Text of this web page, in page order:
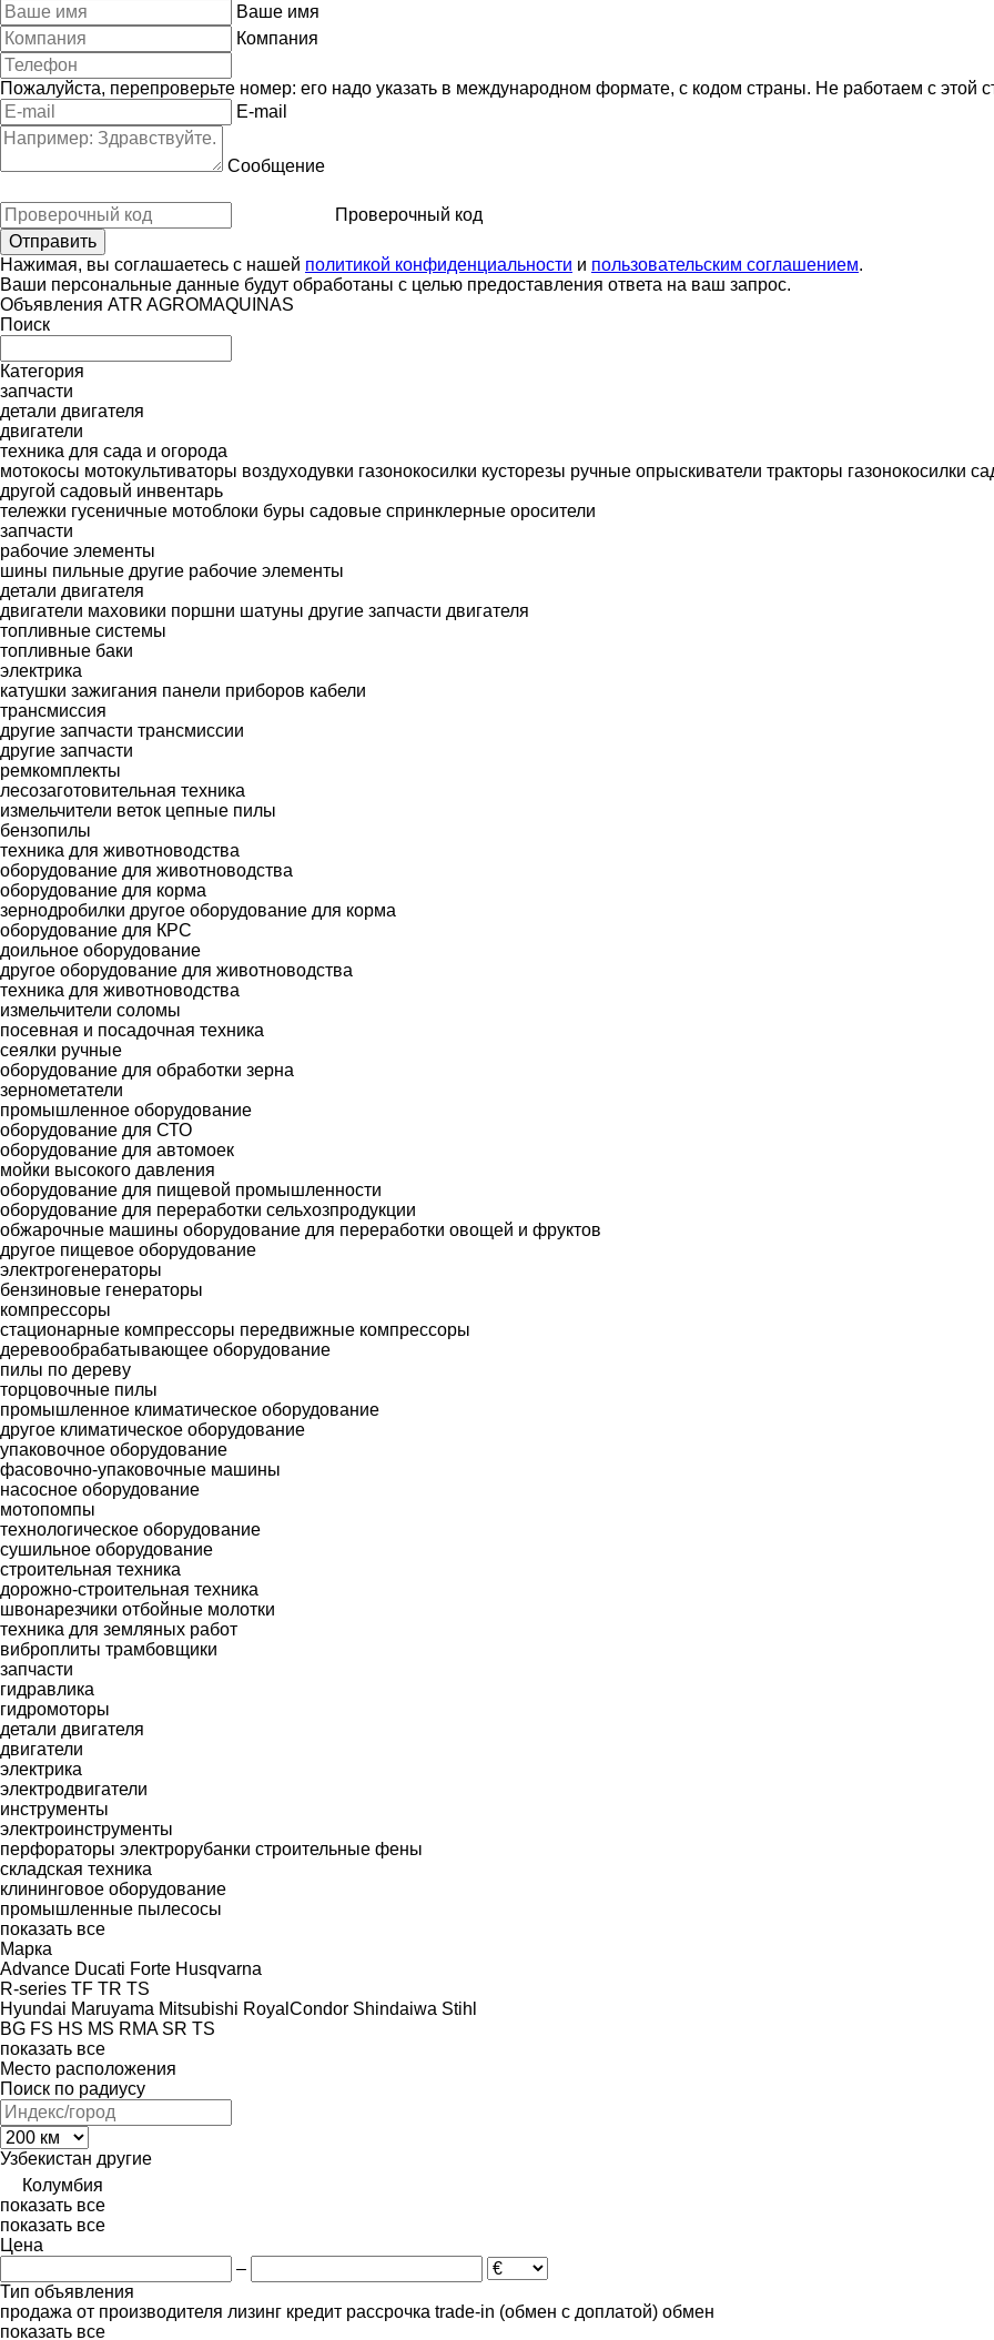
Ваше имя
Компания
Пожалуйста, перепроверьте номер: его надо указать в международном формате, с кодом страны. Не работаем с этой
E-mail
Сообщение
Проверочный код
Нажимая, вы соглашаетесь с нашей политикой конфиденциальности и пользовательским соглашением.
Ваши персональные данные будут обработаны с целью предоставления ответа на ваш запрос.
Объявления ATR AGROMAQUINAS
Поиск
Категория
запчасти
детали двигателя
двигатели
техника для сада и огорода
мотокосы мотокультиваторы воздуходувки газонокосилки кусторезы ручные опрыскиватели тракторы газонокосилки
другой садовый инвентарь
тележки гусеничные мотоблоки буры садовые спринклерные оросители
запчасти
рабочие элементы
шины пильные другие рабочие элементы
детали двигателя
двигатели маховики поршни шатуны другие запчасти двигателя
топливные системы
топливные баки
электрика
катушки зажигания панели приборов кабели
трансмиссия
другие запчасти трансмиссии
другие запчасти
ремкомплекты
лесозаготовительная техника
измельчители веток цепные пилы
бензопилы
техника для животноводства
оборудование для животноводства
оборудование для корма
зернодробилки другое оборудование для корма
оборудование для КРС
доильное оборудование
другое оборудование для животноводства
техника для животноводства
измельчители соломы
посевная и посадочная техника
сеялки ручные
оборудование для обработки зерна
зернометатели
промышленное оборудование
оборудование для СТО
оборудование для автомоек
мойки высокого давления
оборудование для пищевой промышленности
оборудование для переработки сельхозпродукции
обжарочные машины оборудование для переработки овощей и фруктов
другое пищевое оборудование
электрогенераторы
бензиновые генераторы
компрессоры
стационарные компрессоры передвижные компрессоры
деревообрабатывающее оборудование
пилы по дереву
торцовочные пилы
промышленное климатическое оборудование
другое климатическое оборудование
упаковочное оборудование
фасовочно-упаковочные машины
насосное оборудование
мотопомпы
технологическое оборудование
сушильное оборудование
строительная техника
дорожно-строительная техника
швонарезчики отбойные молотки
техника для земляных работ
виброплиты трамбовщики
запчасти
гидравлика
гидромоторы
детали двигателя
двигатели
электрика
электродвигатели
инструменты
электроинструменты
перфораторы электрорубанки строительные фены
складская техника
клининговое оборудование
промышленные пылесосы
показать все
Марка
Advance Ducati Forte Husqvarna
R-series TF TR TS
Hyundai Maruyama Mitsubishi RoyalCondor Shindaiwa Stihl
BG FS HS MS RMA SR TS
показать все
Место расположения
Поиск по радиусу
Узбекистан другие
Колумбия
показать все
показать все
Цена
–
Тип объявления
продажа от производителя лизинг кредит рассрочка trade-in (обмен с доплатой) обмен
показать все